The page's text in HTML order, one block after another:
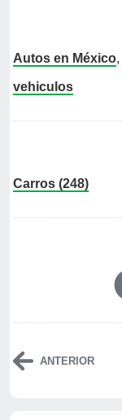
Autos en México,
vehiculos
Carros (248)
ANTERIOR